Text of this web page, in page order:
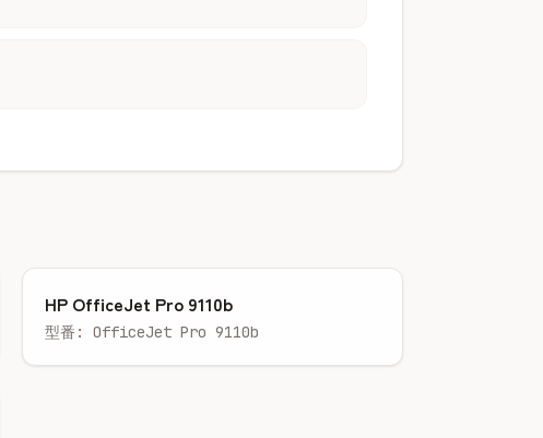
HP OfficeJet Pro 9110b
型番: OfficeJet Pro 9110b